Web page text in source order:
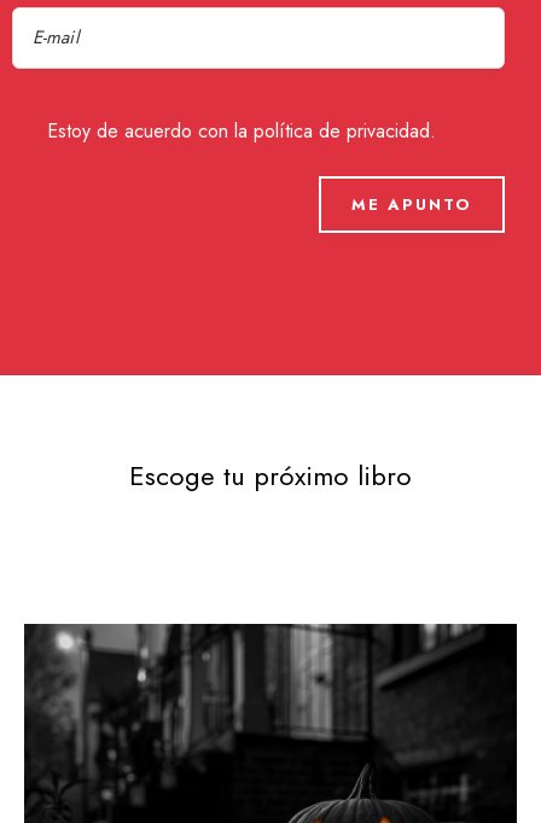
Estoy de acuerdo con la política de privacidad.
ME APUNTO
Escoge tu próximo libro